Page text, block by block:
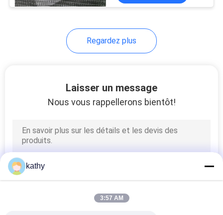
dentelle
Tissu coloré de
broderie
Regardez plus
Laisser un message
Nous vous rappellerons bientôt!
kathy
3:57 AM